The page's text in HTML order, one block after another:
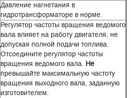
Давление нагнетания в
гидротрансформаторе в норме.
Регулятор частоты вращения ведомого
вала влияет на работу двигателя, не
допуская полной подачи топлива.
Отсоедините регулятор частоты
вращения ведомого вала. Не
превышайте максимальную частоту
вращения выходного вала, заданную
изготовителем.